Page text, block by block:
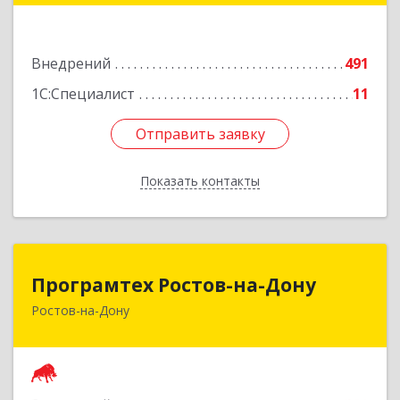
Внедрений
491
1С:Специалист
11
Отправить заявку
Показать контакты
Подробнее
Отправить заявку
Назад
Програмтех Ростов-на-Дону
Ростов-на-Дону
344003, Ростовская обл, г.о. Город Ростов-На-